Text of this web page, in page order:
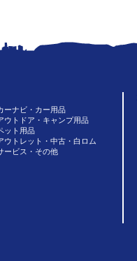
ーナビ・カー用品
ウトドア・キャンプ用品
ット用品
ウトレット・中古・白ロム
ービス・その他